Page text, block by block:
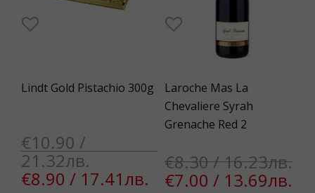
Lindt Gold Pistachio 300g
€10.90 /
21.32лв.
€8.90 / 17.41лв.
Laroche Mas La
Chevaliere Syrah
Grenache Red 2
€8.30 / 16.23лв.
€7.00 / 13.69лв.